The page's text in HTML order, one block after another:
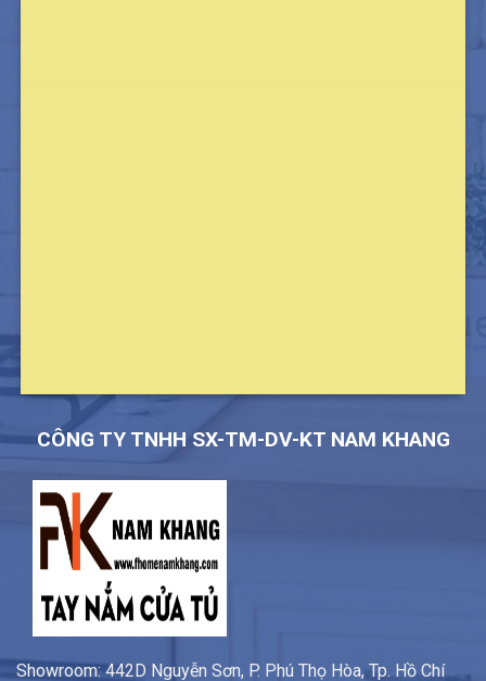
CÔNG TY TNHH SX-TM-DV-KT NAM KHANG
Showroom: 442D Nguyễn Sơn, P. Phú Thọ Hòa, Tp. Hồ Chí